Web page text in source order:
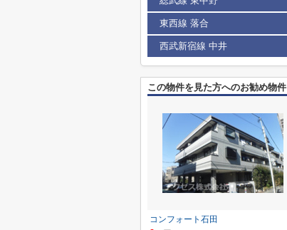
東西線 落合
西武新宿線 中井
この物件を見た方へのお勧め物件
コンフォート石田